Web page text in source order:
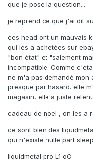
que je pose la question...
je reprend ce que j'ai dit
ces head ont un mauvais
qui les a achetées sur
"bon état" et "salement
incompatible. Comme
ne m'a pas demandé mon
presque par hasard. elle
magasin, elle a juste
cadeau de noel , on les a
ce sont bien des
qui n'existe nulle part
liquidmetal pro L1 oO